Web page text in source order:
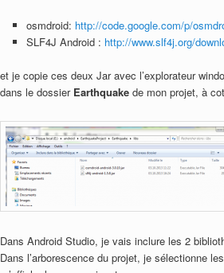
osmdroid: http://code.google.com/p/
SLF4J Android : http://www.slf4j.org/
et je copie ces deux Jar avec l’explorateur
dans le dossier Earthquake de mon projet, à
Dans Android Studio, je vais inclure les 2
Dans l’arborescence du projet, je sélectionne